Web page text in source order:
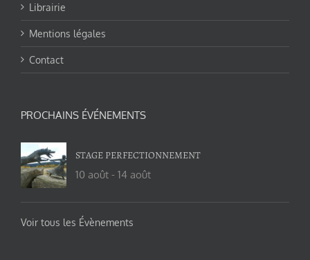
Librairie
Mentions légales
Contact
PROCHAINS ÉVÉNEMENTS
STAGE PERFECTIONNEMENT
10 août - 14 août
Voir tous les Évènements